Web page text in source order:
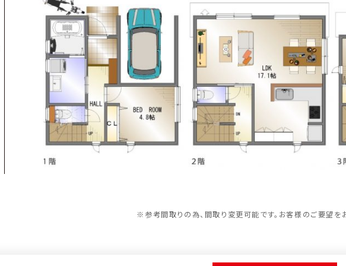
※参考間取りの為、間取り変更可能です。お客様のご要望を